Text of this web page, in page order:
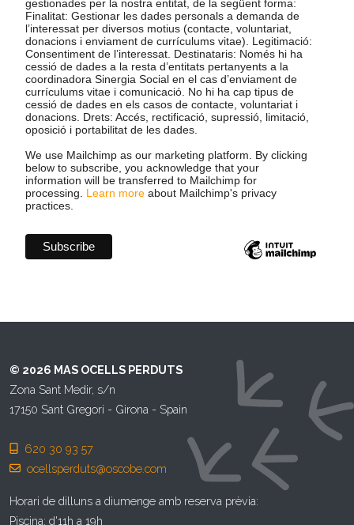
gestionades per la nostra entitat, de la següent forma:
Finalitat: Gestionar les dades personals a demanda de
l’interessat per diversos motius (contacte, voluntariat,
donacions i enviament de currículums vitae). Legitimació:
Consentiment de l’interessat. Destinataris: Només hi ha
cessió de dades a la resta d’entitats pertanyents a la
coordinadora Sinergia Social en el cas d’enviament de
currículums vitae i comunicació. No hi ha cap tipus de
cessió de dades en els casos de contacte, voluntariat i
donacions. Drets: Accés, rectificació, supressió, limitació,
oposició i portabilitat de les dades.
We use Mailchimp as our marketing platform. By clicking
below to subscribe, you acknowledge that your
information will be transferred to Mailchimp for
processing. Learn more about Mailchimp's privacy
practices.
© 2026 MAS OCELLS PERDUTS
Zona Sant Medir, s/n
17150 Sant Gregori - Girona - Spain
620 30 93 57
ocellsperduts@oscobe.com
Horari de dilluns a diumenge amb reserva prèvia:
Piscina: d'11h a 19h